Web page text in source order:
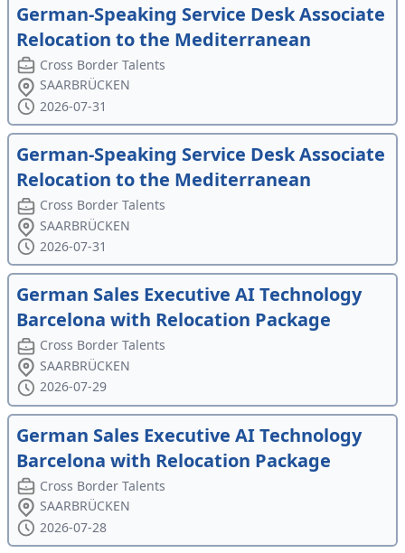
German-Speaking Service Desk Associate
Relocation to the Mediterranean
Cross Border Talents
SAARBRÜCKEN
2026-07-31
German-Speaking Service Desk Associate
Relocation to the Mediterranean
Cross Border Talents
SAARBRÜCKEN
2026-07-31
German Sales Executive AI Technology
Barcelona with Relocation Package
Cross Border Talents
SAARBRÜCKEN
2026-07-29
German Sales Executive AI Technology
Barcelona with Relocation Package
Cross Border Talents
SAARBRÜCKEN
2026-07-28